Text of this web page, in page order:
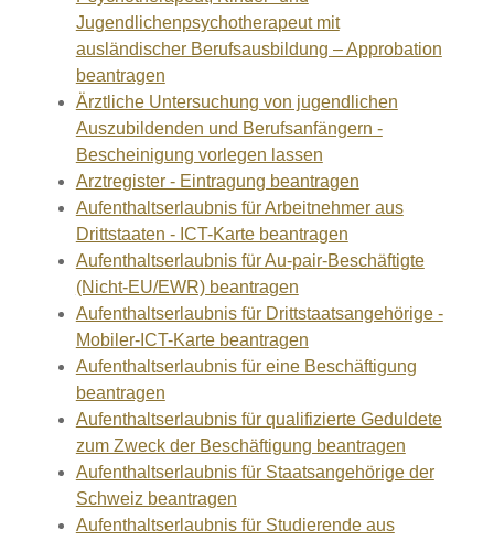
Jugendlichenpsychotherapeut mit
ausländischer Berufsausbildung – Approbation
beantragen
Ärztliche Untersuchung von jugendlichen
Auszubildenden und Berufsanfängern -
Bescheinigung vorlegen lassen
Arztregister - Eintragung beantragen
Aufenthaltserlaubnis für Arbeitnehmer aus
Drittstaaten - ICT-Karte beantragen
Aufenthaltserlaubnis für Au-pair-Beschäftigte
(Nicht-EU/EWR) beantragen
Aufenthaltserlaubnis für Drittstaatsangehörige -
Mobiler-ICT-Karte beantragen
Aufenthaltserlaubnis für eine Beschäftigung
beantragen
Aufenthaltserlaubnis für qualifizierte Geduldete
zum Zweck der Beschäftigung beantragen
Aufenthaltserlaubnis für Staatsangehörige der
Schweiz beantragen
Aufenthaltserlaubnis für Studierende aus